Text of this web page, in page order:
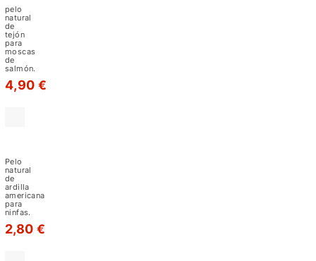
de
elk
se
usan
para
como
la
elk
hair
caddis,
tejón
pelo
natural
de
tejón
para
moscas
de
salmón.
4,90 €
natural
fox
Pelo
natural
de
ardilla
americana
para
ninfas.
2,80 €